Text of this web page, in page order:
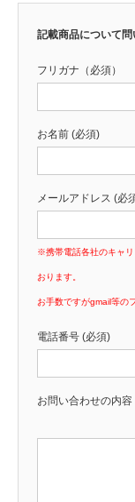
記載商品について
フリガナ（必須）
お名前 (必須)
メールアドレス (必
※携帯電話各社のキャ
おります。
お手数ですがgmail等の
電話番号 (必須)
お問い合わせの内容